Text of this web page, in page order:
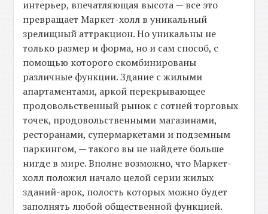
интерьер, впечатляющая высота — все это
превращает Маркет-холл в уникальный
зрелищный аттракцион. Но уникальны не
только размер и форма, но и сам способ, с
помощью которого скомбинированы
различные функции. Здание с жилыми
апартаментами, аркой перекрывающее
продовольственный рынок с сотней торговых
точек, продовольственными магазинами,
ресторанами, супермаркетами и подземным
паркингом, — такого вы не найдете больше
нигде в мире. Вполне возможно, что Маркет-
холл положил начало целой серии жилых
зданий-арок, полость которых можно будет
заполнять любой общественной функцией.